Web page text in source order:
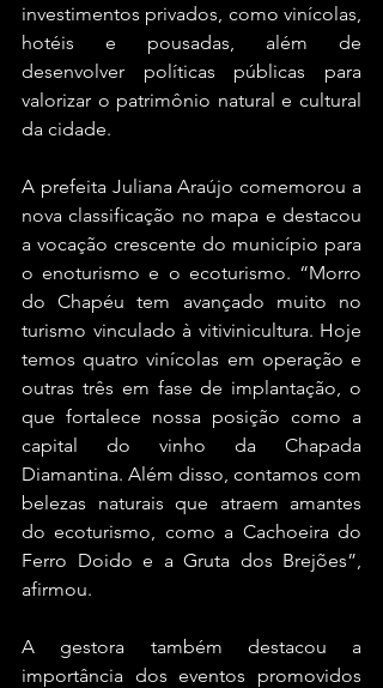
investimentos privados, como vinícolas,
hotéis e pousadas, além de
desenvolver políticas públicas para
valorizar o patrimônio natural e cultural
da cidade.
A prefeita Juliana Araújo comemorou a
nova classificação no mapa e destacou
a vocação crescente do município para
o enoturismo e o ecoturismo. “Morro
do Chapéu tem avançado muito no
turismo vinculado à vitivinicultura. Hoje
temos quatro vinícolas em operação e
outras três em fase de implantação, o
que fortalece nossa posição como a
capital do vinho da Chapada
Diamantina. Além disso, contamos com
belezas naturais que atraem amantes
do ecoturismo, como a Cachoeira do
Ferro Doido e a Gruta dos Brejões”,
afirmou.
A gestora também destacou a
importância dos eventos promovidos